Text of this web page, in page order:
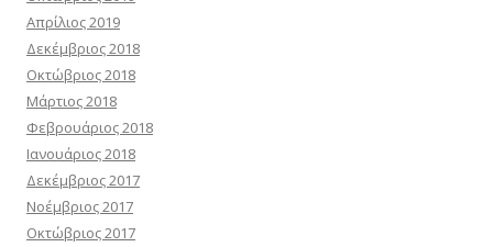
Απρίλιος 2019
Δεκέμβριος 2018
Οκτώβριος 2018
Μάρτιος 2018
Φεβρουάριος 2018
Ιανουάριος 2018
Δεκέμβριος 2017
Νοέμβριος 2017
Οκτώβριος 2017